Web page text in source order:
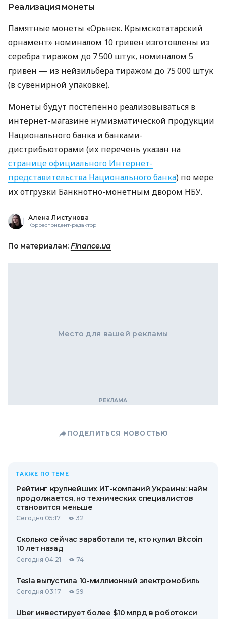
Реализация монеты
Памятные монеты «Орьнек. Крымскотатарский
орнамент» номиналом 10 гривен изготовлены из
серебра тиражом до 7 500 штук, номиналом 5
гривен — из нейзильбера тиражом до 75 000 штук
(в сувенирной упаковке).
Монеты будут постепенно реализовываться в
интернет-магазине нумизматической продукции
Национального банка и банками-
дистрибьюторами (их перечень указан на
странице официального Интернет-
представительства Национального банка) по мере
их отгрузки Банкнотно-монетным двором НБУ.
Алена Листунова
Корреспондент-редактор
По материалам: Finance.ua
Место для вашей рекламы
ПОДЕЛИТЬСЯ НОВОСТЬЮ
ТАКЖЕ ПО ТЕМЕ
Рейтинг крупнейших ИТ-компаний Украины: найм
продолжается, но технических специалистов
становится меньше
Сегодня 05:17 32
Сколько сейчас заработали те, кто купил Bitcoin
10 лет назад
Сегодня 04:21 74
Tesla выпустила 10-миллионный электромобиль
Сегодня 03:17 59
Uber инвестирует более $10 млрд в роботокси